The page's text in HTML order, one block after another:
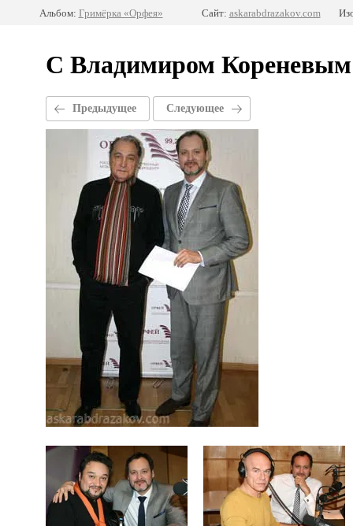
Альбом: Гримёрка «Орфея» Сайт: askarabdrazakov.com
С Владимиром Кореневым
Предыдущее Следующее